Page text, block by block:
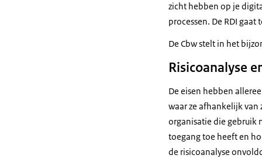
zicht hebben op je
processen. De RDI
De Cbw stelt in het
Risicoanalyse
De eisen hebben
waar ze afhankelijk van
organisatie die gebruik
toegang toe heeft en
de risicoanalyse